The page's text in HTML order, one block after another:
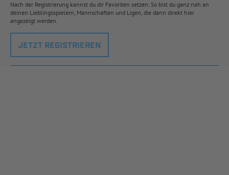
Nach der Registrierung kannst du dir Favoriten setzen. So bist du ganz nah an
deinen Lieblingsspielern, Mannschaften und Ligen, die dann direkt hier
angezeigt werden.
JETZT REGISTRIEREN